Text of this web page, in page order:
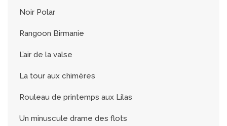
Noir Polar
Rangoon Birmanie
L’air de la valse
La tour aux chimères
Rouleau de printemps aux Lilas
Un minuscule drame des flots